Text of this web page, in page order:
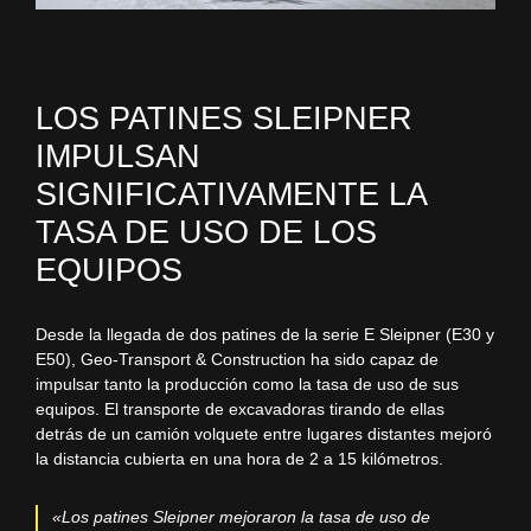
LOS PATINES SLEIPNER
IMPULSAN
SIGNIFICATIVAMENTE LA
TASA DE USO DE LOS
EQUIPOS
Desde la llegada de dos patines de la serie E Sleipner (E30 y
E50), Geo-Transport & Construction ha sido capaz de
impulsar tanto la producción como la tasa de uso de sus
equipos. El transporte de excavadoras tirando de ellas
detrás de un camión volquete entre lugares distantes mejoró
la distancia cubierta en una hora de 2 a 15 kilómetros.
«Los patines Sleipner mejoraron la tasa de uso de